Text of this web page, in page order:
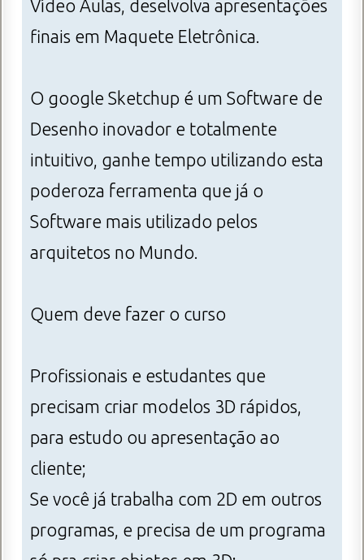
Vídeo Aulas, deselvolva apresentações
finais em Maquete Eletrônica.
O google Sketchup é um Software de
Desenho inovador e totalmente
intuitivo, ganhe tempo utilizando esta
poderoza ferramenta que já o
Software mais utilizado pelos
arquitetos no Mundo.
Quem deve fazer o curso
Profissionais e estudantes que
precisam criar modelos 3D rápidos,
para estudo ou apresentação ao
cliente;
Se você já trabalha com 2D em outros
programas, e precisa de um programa